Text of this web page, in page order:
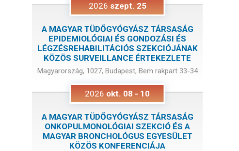
2026 szept. 25
A MAGYAR TÜDŐGYÓGYÁSZ TÁRSASÁG
EPIDEMIOLÓGIAI ÉS GONDOZÁSI ÉS
LÉGZÉSREHABILITÁCIÓS SZEKCIÓJÁNAK
KÖZÖS SURVEILLANCE ÉRTEKEZLETE
Magyarország, 1027, Budapest, Bem rakpart 33-34
2026 okt. 08 - 10
A MAGYAR TÜDŐGYÓGYÁSZ TÁRSASÁG
ONKOPULMONOLÓGIAI SZEKCIÓ ÉS A
MAGYAR BRONCHOLÓGUS EGYESÜLET
KÖZÖS KONFERENCIÁJA